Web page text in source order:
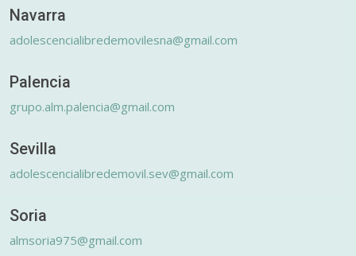
Navarra
adolescencialibredemovilesna@gmail.com
Palencia
grupo.alm.palencia@gmail.com
Sevilla
adolescencialibredemovil.sev@gmail.com
Soria
almsoria975@gmail.com